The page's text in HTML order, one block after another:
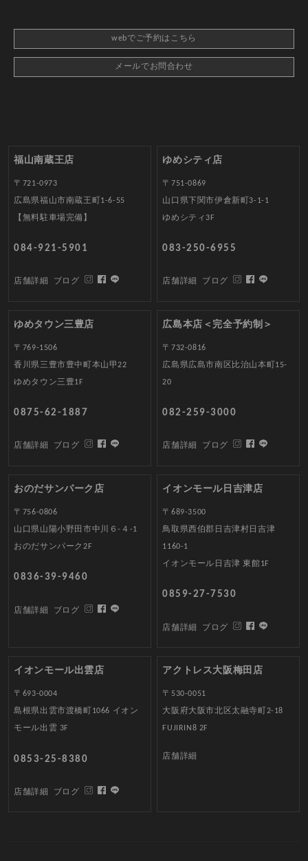
webでご予約はこちら
メールでお問合わせ
福山南蔵王店
〒721-0973
広島県福山市南蔵王町1-6-55
【無料駐車場完備】
084-921-5901
店舗詳細 ブログ
ゆめシティ店
〒751-0869
山口県下関市伊倉新町3-1-1
ゆめシティ3F
083-250-6955
店舗詳細 ブログ
ゆめタウン三豊店
〒769-1506
香川県三豊市豊中町本山甲22
ゆめタウン三豊1F
0875-62-1887
店舗詳細 ブログ
広島本店＜完全予約制＞
〒732-0816
広島県広島市南区比治山本町15-
20
082-259-3000
店舗詳細 ブログ
おのだサンパーク店
〒756-0806
山口県山陽小野田市中川６-４-1
おのだサンパーク2F
0836-39-9460
店舗詳細 ブログ
イオンモール日吉津店
〒689-3500
鳥取県西伯郡日吉津村日吉津
1160-1
イオンモール日吉津 東館1F
0859-27-7530
店舗詳細 ブログ
イオンモール出雲店
〒693-0004
島根県出雲市渡橋町1066 イオン
モール出雲 3F
0853-25-8380
店舗詳細 ブログ
アクトレス大阪梅田店
〒530-0051
大阪府大阪市北区太融寺町2-18
FUJIRIN8 2F
店舗詳細